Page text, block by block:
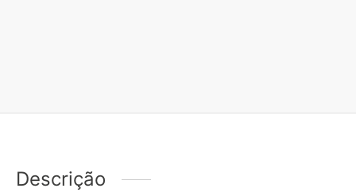
Descrição